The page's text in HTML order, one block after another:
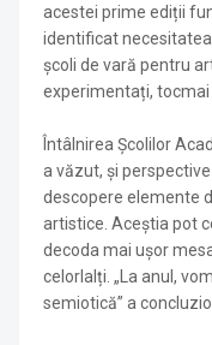
acestei prime ediții
identificat
școli de vară pentru
experimentați, tocmai
Întâlnirea Școlilor
a văzut, și
descopere elemente
artistice. Aceștia pot
decoda mai ușor
celorlalți. „La anul,
semiotică” a